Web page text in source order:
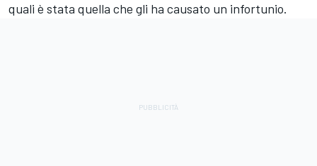
quali è stata quella che gli ha causato un infortunio.